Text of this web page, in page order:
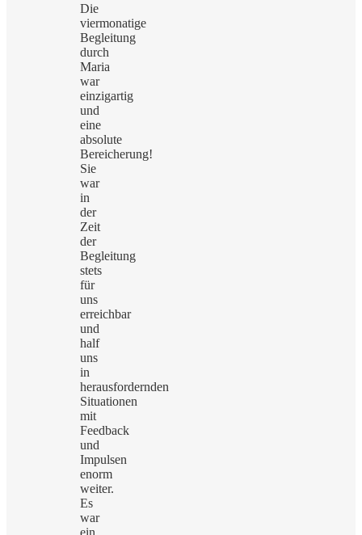
Die
viermonatige
Begleitung
durch
Maria
war
einzigartig
und
eine
absolute
Bereicherung!
Sie
war
in
der
Zeit
der
Begleitung
stets
für
uns
erreichbar
und
half
uns
in
herausfordernden
Situationen
mit
Feedback
und
Impulsen
enorm
weiter.
Es
war
ein